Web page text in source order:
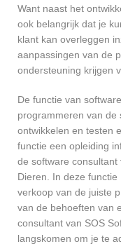
Want naast het
ook belangrijk dat je
klant kan overleggen
aanpassingen van de
ondersteuning krijgen
De functie van
programmeren van de
ontwikkelen en testen
functie een opleiding
de software consultant
Dieren. In deze
verkoop van de juiste
van de behoeften van
consultant van SOS
langskomen om je te